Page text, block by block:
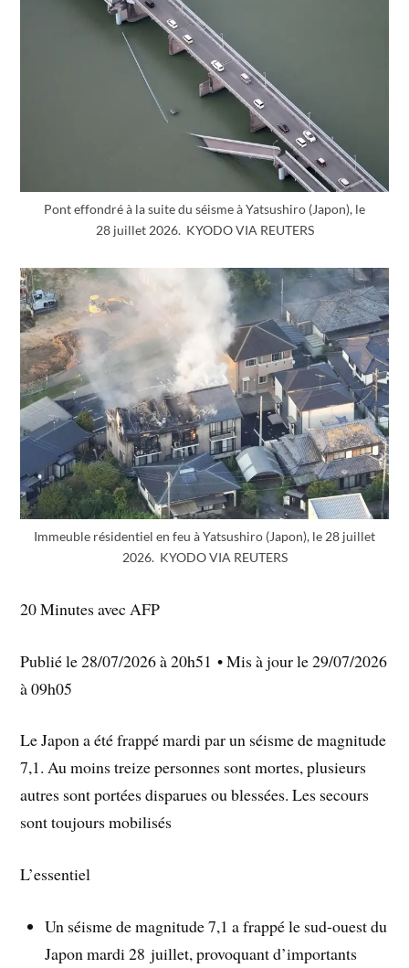
Pont effondré à la suite du séisme à Yatsushiro (Japon), le
28 juillet 2026. KYODO VIA REUTERS
Immeuble résidentiel en feu à Yatsushiro (Japon), le 28 juillet
2026. KYODO VIA REUTERS
20 Minutes avec AFP
Publié le 28/07/2026 à 20h51 • Mis à jour le 29/07/2026
à 09h05
Le Japon a été frappé mardi par un séisme de magnitude
7,1. Au moins treize personnes sont mortes, plusieurs
autres sont portées disparues ou blessées. Les secours
sont toujours mobilisés
L’essentiel
Un séisme de magnitude 7,1 a frappé le sud-ouest du
Japon mardi 28 juillet, provoquant d’importants